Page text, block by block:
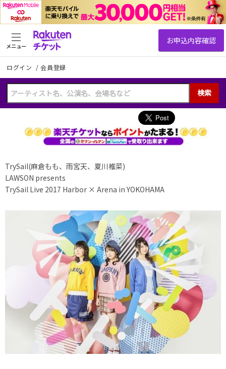
ログイン /会員登録
検索
メニュー
TrySail(麻倉もも、雨宮天、夏川椎菜)
LAWSON presents
TrySail Live 2017 Harbor × Arena in YOKOHAMA